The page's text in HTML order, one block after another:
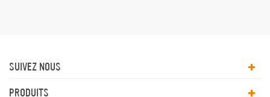
SUIVEZ NOUS
PRODUITS